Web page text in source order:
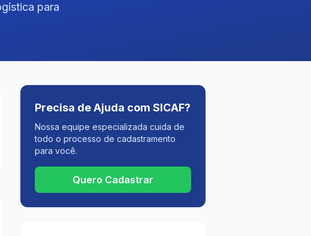
para
Precisa de Ajuda com SICAF?
Nossa equipe especializada cuida de
todo o processo de cadastramento
para você.
Quero Cadastrar